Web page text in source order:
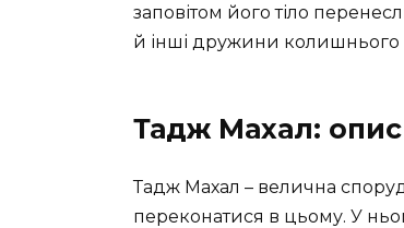
заповітом його тіло
й інші дружини колишнього
Тадж Махал: опис
Тадж Махал – велична
переконатися в цьому. У